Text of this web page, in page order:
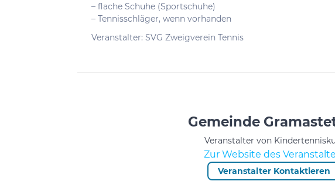
– flache Schuhe (Sportschuhe)
– Tennisschläger, wenn vorhanden
Veranstalter: SVG Zweigverein Tennis
Gemeinde
Veranstalter von
Zur Website des
Veranstalter Kontaktieren